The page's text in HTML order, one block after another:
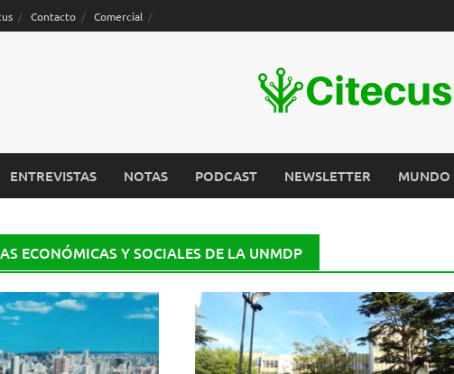
Contacto Comercial
ENTREVISTAS NOTAS PODCAST NEWSLETTER MUNDO
ECONÓMICAS Y SOCIALES DE LA UNMDP